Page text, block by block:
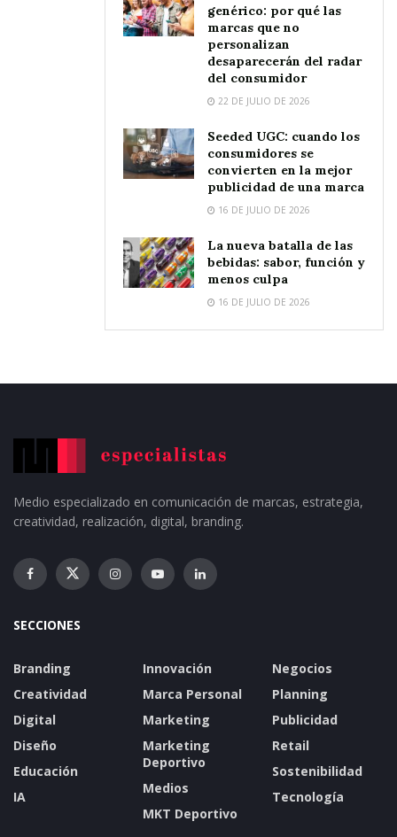
genérico: por qué las
marcas que no
personalizan
desaparecerán del radar
del consumidor
22 DE JULIO DE 2026
Seeded UGC: cuando los
consumidores se
convierten en la mejor
publicidad de una marca
16 DE JULIO DE 2026
La nueva batalla de las
bebidas: sabor, función y
menos culpa
16 DE JULIO DE 2026
Medio especializado en comunicación de marcas, estrategia,
creatividad, realización, digital, branding.
SECCIONES
Branding
Creatividad
Digital
Diseño
Educación
IA
Innovación
Marca Personal
Marketing
Marketing
Deportivo
Medios
MKT Deportivo
Negocios
Planning
Publicidad
Retail
Sostenibilidad
Tecnología